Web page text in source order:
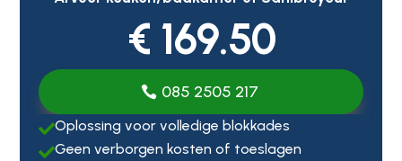
€ 169.50
085 2505 217
Oplossing voor volledige blokkades
Geen verborgen kosten of toeslagen